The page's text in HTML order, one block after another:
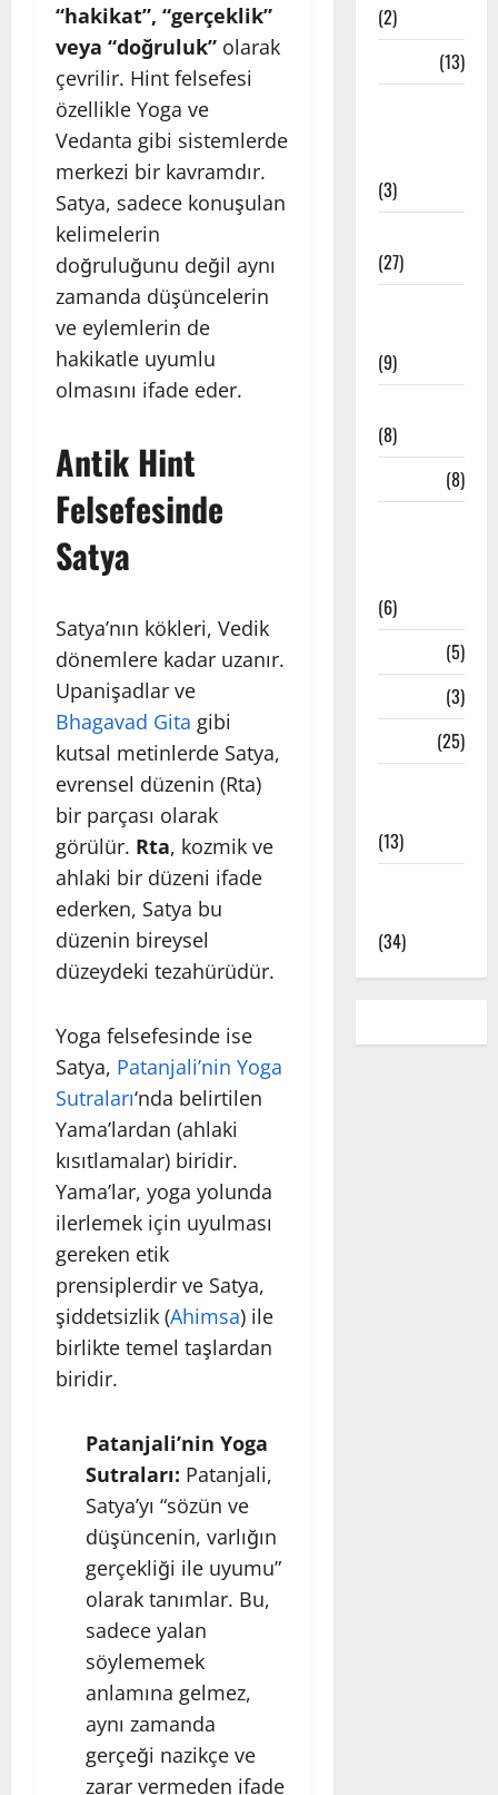
“hakikat”, “gerçeklik”
veya “doğruluk” olarak
çevrilir. Hint felsefesi
özellikle Yoga ve
Vedanta gibi sistemlerde
merkezi bir kavramdır.
Satya, sadece konuşulan
kelimelerin
doğruluğunu değil aynı
zamanda düşüncelerin
ve eylemlerin de
hakikatle uyumlu
olmasını ifade eder.
Antik Hint
Felsefesinde
Satya
Satya’nın kökleri, Vedik
dönemlere kadar uzanır.
Upanişadlar ve
Bhagavad Gita gibi
kutsal metinlerde Satya,
evrensel düzenin (Rta)
bir parçası olarak
görülür. Rta, kozmik ve
ahlaki bir düzeni ifade
ederken, Satya bu
düzenin bireysel
düzeydeki tezahürüdür.
Yoga felsefesinde ise
Satya, Patanjali’nin Yoga
Sutraları‘nda belirtilen
Yama’lardan (ahlaki
kısıtlamalar) biridir.
Yama’lar, yoga yolunda
ilerlemek için uyulması
gereken etik
prensiplerdir ve Satya,
şiddetsizlik (Ahimsa) ile
birlikte temel taşlardan
biridir.
Patanjali’nin Yoga
Sutraları: Patanjali,
Satya’yı “sözün ve
düşüncenin, varlığın
gerçekliği ile uyumu”
olarak tanımlar. Bu,
sadece yalan
söylememek
anlamına gelmez,
aynı zamanda
gerçeği nazikçe ve
zarar vermeden ifade
(2)
(13)
(3)
(27)
(9)
(8)
(8)
(6)
(5)
(3)
(25)
(13)
(34)